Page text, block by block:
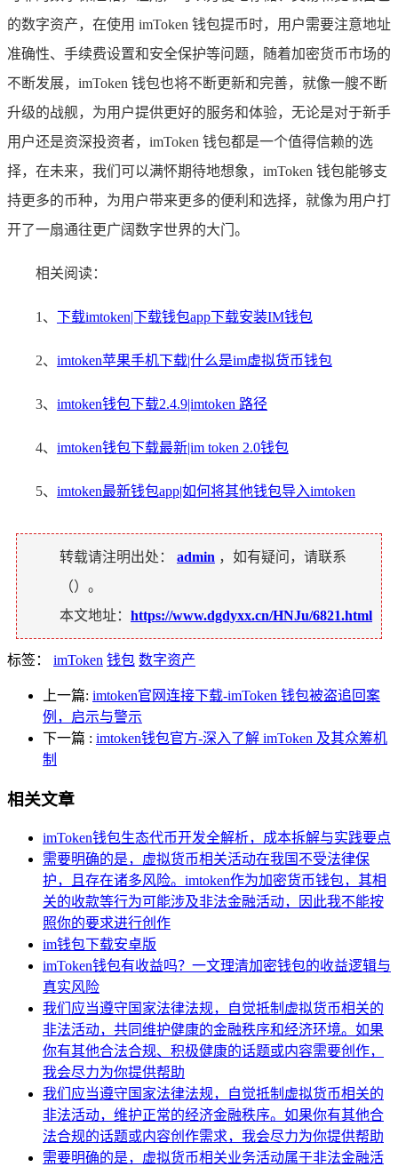
的数字资产，在使用 imToken 钱包提币时，用户需要注意地址
准确性、手续费设置和安全保护等问题，随着加密货币市场的
不断发展，imToken 钱包也将不断更新和完善，就像一艘不断
升级的战舰，为用户提供更好的服务和体验，无论是对于新手
用户还是资深投资者，imToken 钱包都是一个值得信赖的选
择，在未来，我们可以满怀期待地想象，imToken 钱包能够支
持更多的币种，为用户带来更多的便利和选择，就像为用户打
开了一扇通往更广阔数字世界的大门。
相关阅读：
1、 下载imtoken|下载钱包app下载安装IM钱包
2、 imtoken苹果手机下载|什么是im虚拟货币钱包
3、 imtoken钱包下载2.4.9|imtoken 路径
4、 imtoken钱包下载最新|im token 2.0钱包
5、 imtoken最新钱包app|如何将其他钱包导入imtoken
转载请注明出处： admin ，如有疑问，请联系
（）。
本文地址： https://www.dgdyxx.cn/HNJu/6821.html
标签： imToken 钱包 数字资产
上一篇: imtoken官网连接下载-imToken 钱包被盗追回案
例，启示与警示
下一篇 : imtoken钱包官方-深入了解 imToken 及其众筹机
制
相关文章
imToken钱包生态代币开发全解析，成本拆解与实践要点
需要明确的是，虚拟货币相关活动在我国不受法律保
护，且存在诸多风险。imtoken作为加密货币钱包，其相
关的收款等行为可能涉及非法金融活动，因此我不能按
照你的要求进行创作
im钱包下载安卓版
imToken钱包有收益吗？一文理清加密钱包的收益逻辑与
真实风险
我们应当遵守国家法律法规，自觉抵制虚拟货币相关的
非法活动，共同维护健康的金融秩序和经济环境。如果
你有其他合法合规、积极健康的话题或内容需要创作，
我会尽力为你提供帮助
我们应当遵守国家法律法规，自觉抵制虚拟货币相关的
非法活动，维护正常的经济金融秩序。如果你有其他合
法合规的话题或内容创作需求，我会尽力为你提供帮助
需要明确的是，虚拟货币相关业务活动属于非法金融活